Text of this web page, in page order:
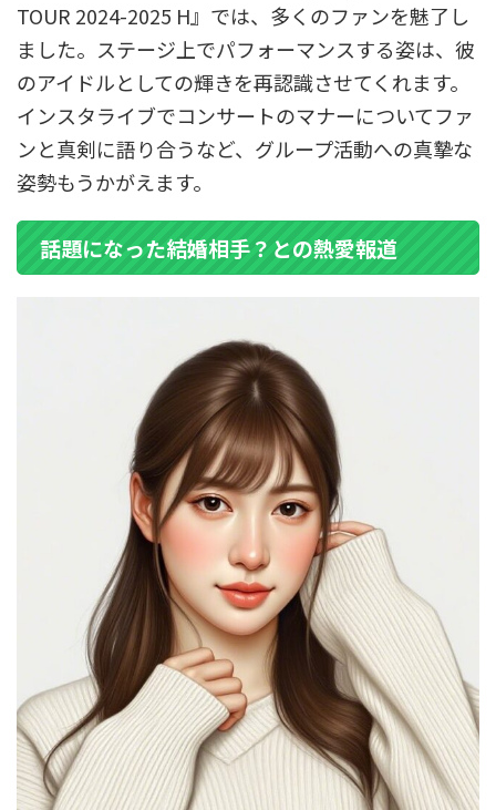
TOUR 2024-2025 H』では、多くのファンを魅了し
ました。ステージ上でパフォーマンスする姿は、彼
のアイドルとしての輝きを再認識させてくれます。
インスタライブでコンサートのマナーについてファ
ンと真剣に語り合うなど、グループ活動への真摯な
姿勢もうかがえます。
話題になった結婚相手？との熱愛報道